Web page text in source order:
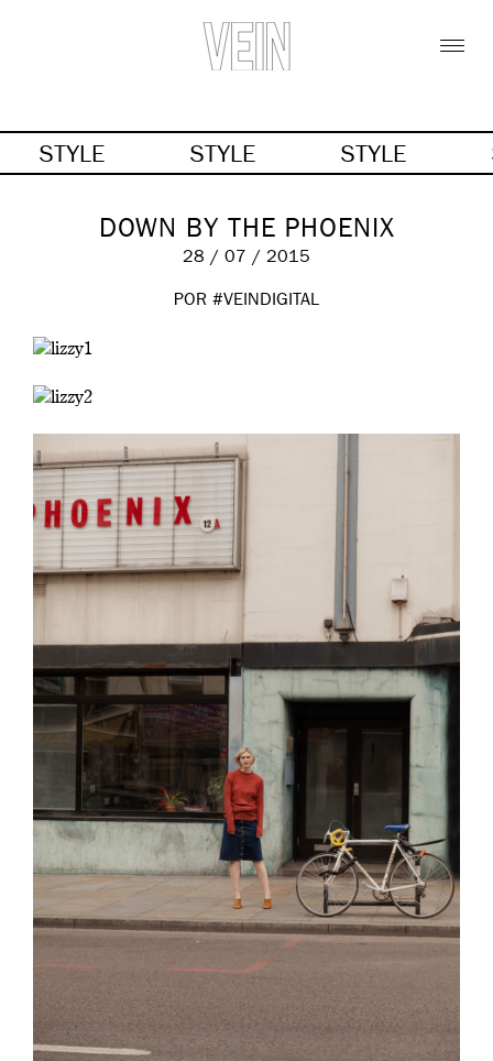
STYLE STYLE STYLE
DOWN BY THE PHOENIX
28 / 07 / 2015
POR #VEINDIGITAL